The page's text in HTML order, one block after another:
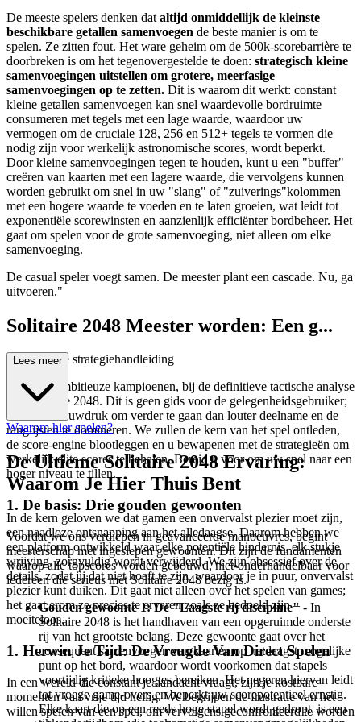
De meeste spelers denken dat altijd onmiddellijk de kleinste
beschikbare getallen samenvoegen de beste manier is om te
spelen. Ze zitten fout. Het ware geheim om de 500k-scorebarrière te
doorbreken is om het tegenovergestelde te doen: strategisch kleine
samenvoegingen uitstellen om grotere, meerfasige
samenvoegingen op te zetten. Dit is waarom dit werkt: constant
kleine getallen samenvoegen kan snel waardevolle bordruimte
consumeren met tegels met een lage waarde, waardoor uw
vermogen om de cruciale 128, 256 en 512+ tegels te vormen die
nodig zijn voor werkelijk astronomische scores, wordt beperkt.
Door kleine samenvoegingen tegen te houden, kunt u een "buffer"
creëren van kaarten met een lagere waarde, die vervolgens kunnen
worden gebruikt om snel in uw "slang" of "zuiverings"kolommen
met een hogere waarde te voeden en te laten groeien, wat leidt tot
exponentiële scorewinsten en aanzienlijk efficiënter bordbeheer. Het
gaat om spelen voor de grote samenvoeging, niet alleen om elke
samenvoeging.
De casual speler voegt samen. De meester plant een cascade. Nu, ga
uitvoeren."
Solitaire 2048 Meester worden: Een g...
eavanceerde strategiehandleiding
Welkom, ambitieuze kampioenen, bij de definitieve tactische analyse
van Solitaire 2048. Dit is geen gids voor de gelegenheidsgebruiker;
dit is uw blauwdruk om verder te gaan dan louter deelname en de
ranglijsten te domineren. We zullen de kern van het spel ontleden,
de score-engine blootleggen en u bewapenen met de strategieën om
werkelijk elite scores te behalen. Bereid u voor om uw spel naar een
hoger niveau te tillen.
1. De basis: Drie gouden gewoonten
Voordat we ons verdiepen in geavanceerde manoeuvres, begint
meesterschap met ingeslepen gewoonten. Dit zijn de fundamenten
waarop alle topscores worden gebouwd, niet-onderhandelbaar voor
iedereen die serieus met Solitaire 2048 bezig is.
Gouden gewoonte 1: De "Laagste rij discipline" - In
Solitaire 2048 is het handhaven van een opgeruimde onderste
rij van het grootste belang. Deze gewoonte gaat over het
consequent samenvoegen van kaarten op het laagst mogelijke
punt op het bord, waardoor wordt voorkomen dat stapels
voortijdig kritieke hoogtes bereiken. Het negeren hiervan leidt
tot vroege game-overs en beperkt uw scorepotentieel ernstig.
Elke kaart die op een reeds hoge stapel wordt gedropt, is een
Lees meer
Waarom hier spelen?
De Ultieme Solitaire 2048 Ervaring:
Waarom Je Hier Thuis Bent
In de kern geloven we dat gamen een onvervalst plezier moet zijn,
een naadloze ontsnapping aan het alledaagse. Daarom hebben we
een platform ontwikkeld waar elke potentiële hindernis, elk stukje
wrijving, zorgvuldig wordt verwijderd. We zijn obsessief over de
details, zodat jij dat niet hoeft te zijn, waardoor je in puur, onvervalst
plezier kunt duiken. Dit gaat niet alleen over het spelen van games;
het gaat erom ze precies te ervaren zoals ze bedoeld zijn –
moeiteloos.
1. Herwin Je Tijd: De Vreugde Van Direct Spelen
In een wereld die constant je aandacht vraagt, zijn je kostbare
momenten van vrije tijd heilig. We begrijpen de frustratie van het
willen spelen van een spel, om vervolgens geconfronteerd te worden